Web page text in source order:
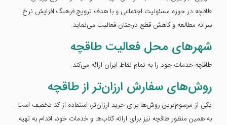
طاقچه در حوزه مسئولیت اجتماعی و با هدف ترویج فرهنگ افزایش نرخ
سرانه مطالعه و کاهش قطع درختان فعالیت می‌نماید.
شهرهای محل فعالیت طاقچه
طاقچه خدمات خود را به تمام نقاط ایران ارائه می‌کند.
روش‌های سفارش ارزان‌تر از طاقچه
یکی از مرسوم‌ترین روش‌ها برای خرید ارزان‌تر، استفاده از کد تخفیف است.
به همین منظور طاقچه نیز برای ارائه کتاب‌ها و خدمات خود، اقدام به تهیه